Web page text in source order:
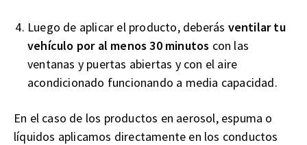
Luego de aplicar el producto, deberás ventilar tu
vehículo por al menos 30 minutos con las
ventanas y puertas abiertas y con el aire
acondicionado funcionando a media capacidad.
En el caso de los productos en aerosol, espuma o
líquidos aplicamos directamente en los conductos